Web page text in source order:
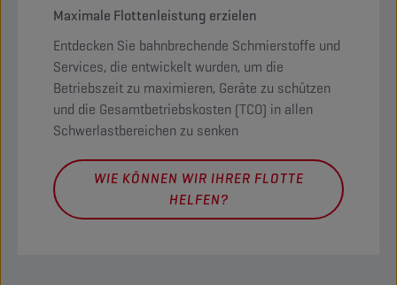
Maximale Flottenleistung erzielen
Entdecken Sie bahnbrechende Schmierstoffe und
Services, die entwickelt wurden, um die
Betriebszeit zu maximieren, Geräte zu schützen
und die Gesamtbetriebskosten (TCO) in allen
Schwerlastbereichen zu senken
WIE KÖNNEN WIR IHRER FLOTTE
HELFEN?